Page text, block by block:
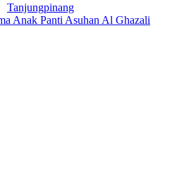
Tanjungpinang
Anak Panti Asuhan Al Ghazali